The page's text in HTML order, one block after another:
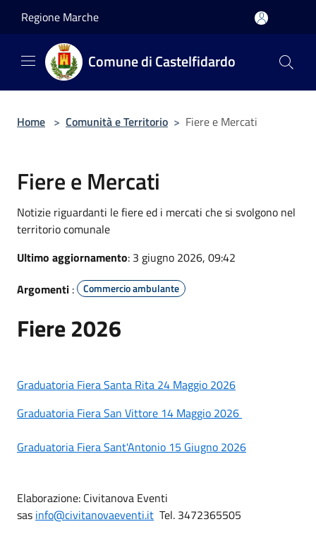
Regione Marche
Comune di Castelfidardo
Home > Comunità e Territorio > Fiere e Mercati
Fiere e Mercati
Notizie riguardanti le fiere ed i mercati che si svolgono nel
territorio comunale
Ultimo aggiornamento: 3 giugno 2026, 09:42
Argomenti : Commercio ambulante
Fiere 2026
Graduatoria Fiera Santa Rita 24 Maggio 2026
Graduatoria Fiera San Vittore 14 Maggio 2026
Graduatoria Fiera Sant'Antonio 15 Giugno 2026
Elaborazione: Civitanova Eventi
sas info@civitanovaeventi.it Tel. 3472365505